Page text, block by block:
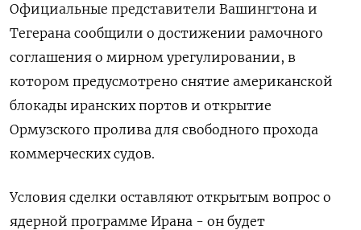
Официальные представители Вашингтона и
Тегерана сообщили ‌о достижении рамочного
соглашения о мирном урегулировании, в ​
котором ​предусмотрено ​снятие американской
блокады ⁠иранских портов ‌и открытие
‌Ормузского пролива для свободного прохода
коммерческих ​судов.
Условия сделки ‌оставляют открытым вопрос ​о
ядерной программе Ирана - ‌он будет